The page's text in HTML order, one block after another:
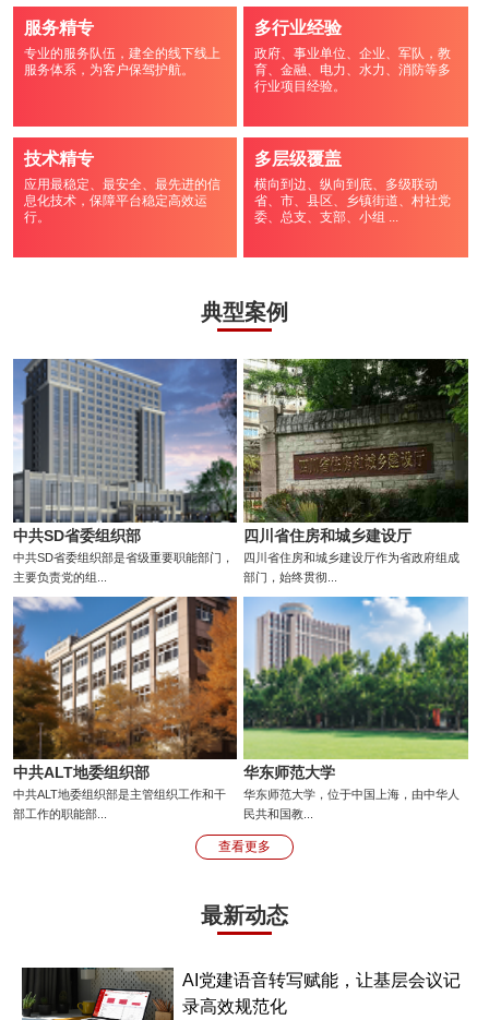
服务精专
专业的服务队伍，建全的线下线上
服务体系，为客户保驾护航。
多行业经验
政府、事业单位、企业、军队，教
育、金融、电力、水力、消防等多
行业项目经验。
技术精专
应用最稳定、最安全、最先进的信
息化技术，保障平台稳定高效运
行。
多层级覆盖
横向到边、纵向到底、多级联动
省、市、县区、乡镇街道、村社党
委、总支、支部、小组 ...
典型案例
中共SD省委组织部
中共SD省委组织部是省级重要职能部门，
主要负责党的组...
四川省住房和城乡建设厅
四川省住房和城乡建设厅作为省政府组成
部门，始终贯彻...
中共ALT地委组织部
中共ALT地委组织部是主管组织工作和干
部工作的职能部...
华东师范大学
华东师范大学，位于中国上海，由中华人
民共和国教...
查看更多
最新动态
AI党建语音转写赋能，让基层会议记
录高效规范化